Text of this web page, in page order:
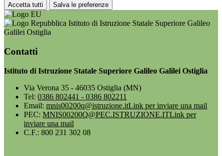
Accetta tutti Salva le preferenze
Istituto di Istruzione Statale Superiore Galileo
Galilei Ostiglia
Contatti
Istituto di Istruzione Statale Superiore Galileo Galilei Ostiglia
Via Verona 35 - 46035 Ostiglia (MN)
Tel: 0386 802441 - 0386 802211
Email: mnis00200q@istruzione.itLink per inviare una mail
PEC: MNIS00200Q@PEC.ISTRUZIONE.ITLink per
inviare una mail
C.F.: 800 231 302 08